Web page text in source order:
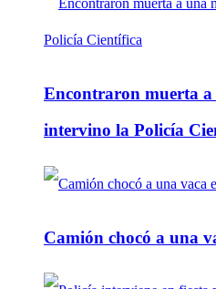
Encontraron muerta a
intervino la Policía
Camión chocó a una